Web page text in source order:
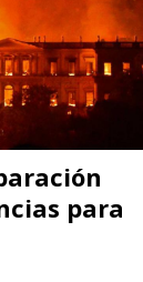
para
acervos